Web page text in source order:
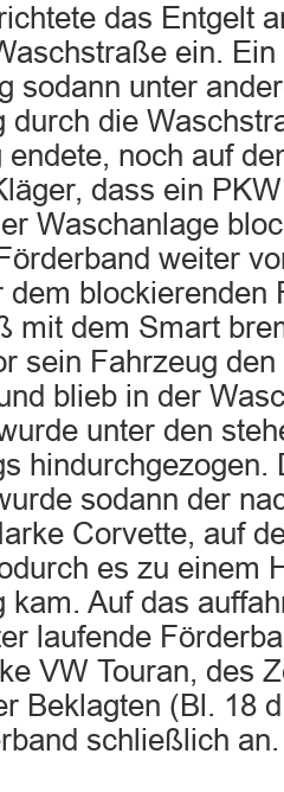
das Entgelt
ein.
sodann unter
durch die
noch auf
dass ein
Waschanlage
weiter
dem blockierenden
mit dem Smart
sein Fahrzeug
blieb in der
unter den
hindurchgezogen.
sodann der
Corvette, auf
es zu einem
kam. Auf das
laufende
VW Touran, des
Beklagten (Bl. 18
schließlich an.